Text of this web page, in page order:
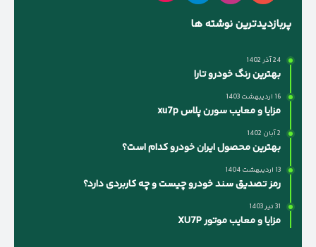
پربازدیدترین نوشته ها
24 آذر 1402
بهترین رنگ خودرو تارا
16 اردیبهشت 1403
مزایا و معایب سورن پلاس xu7p
2 آبان 1402
بهترین محصول ایران خودرو کدام است؟
13 اردیبهشت 1404
رمز تصدیق سند خودرو چیست و چه کاربردی دارد؟
31 تیر 1403
مزایا و معایب موتور XU7P